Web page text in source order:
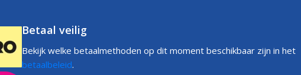
Betaal veilig
Bekijk welke betaalmethoden op dit moment beschikbaar zijn in het
betaalbeleid.